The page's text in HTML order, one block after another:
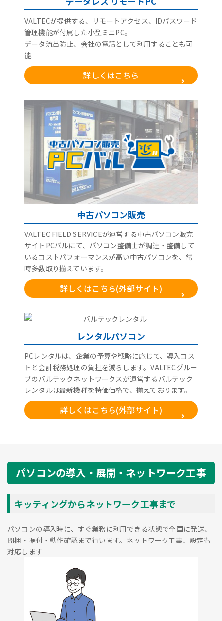
VALTECが提供する、リモートアクセス、IDパスワード
管理機能が付属した小型ミニPC。
データ流出防止、会社の電話として利用することも可
能
詳しくはこちら
中古パソコン販売
VALTEC FIELD SERVICEが運営する中古パソコン販売
サイトPCバルにて、パソコン整備士が調達・整備して
いるコストパフォーマンスが高い中古パソコンを、常
時多数取り揃えています。
詳しくはこちら(外部サイト)
レンタルパソコン
PCレンタルは、企業の予算や戦略に応じて、導入コス
トと会計税務処理の負担を減らします。VALTECグルー
プのバルテックネットワークスが運営するバルテック
レンタルは最新機種を特価価格で、揃えております。
詳しくはこちら(外部サイト)
パソコンの導入・展開・ネットワーク工事
キッティングからネットワーク工事まで
パソコンの導入時に、すぐ業務に利用できる状態で全国に発送、
開梱・据付・動作確認まで行います。ネットワーク工事、設定も
対応します